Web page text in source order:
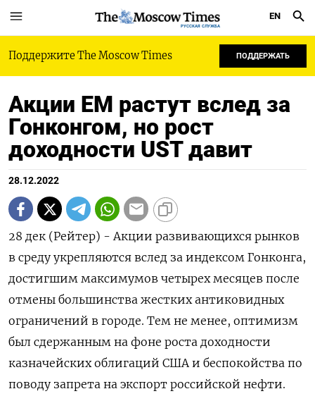
РУССКАЯ СЛУЖБА
EN
Поддержите The Moscow Times ПОДДЕРЖАТЬ
Акции ЕМ растут вслед за
Гонконгом, но рост
доходности UST давит
28.12.2022
28 дек (Рейтер) - Акции развивающихся рынков
в среду укрепляются вслед за индексом Гонконга,
достигшим максимумов четырех месяцев после
отмены большинства жестких антиковидных
ограничений в городе. Тем не менее, оптимизм
был сдержанным на фоне роста доходности
казначейских облигаций США и беспокойства по
поводу запрета на экспорт российской нефти.